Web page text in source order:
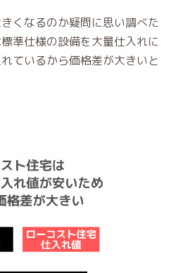
くなるのか疑問に思い調べた
準仕様の設備を大量仕入れに
ているから価格差が大きいと